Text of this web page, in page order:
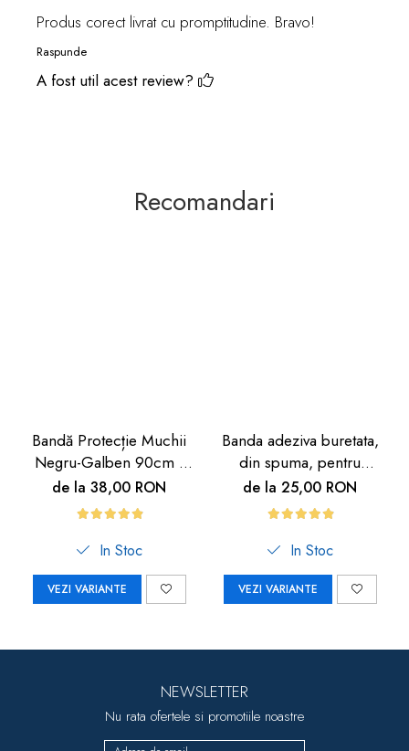
Produs corect livrat cu promptitudine. Bravo!
Raspunde
A fost util acest review?
Recomandari
Bandă Protecție Muchii
Negru-Galben 90cm |
Carboysafety
de la 38,00 RON
In Stoc
VEZI VARIANTE
Banda adeziva buretata,
din spuma, pentru
avertizare, 3m,
negru/galben
de la 25,00 RON
In Stoc
VEZI VARIANTE
NEWSLETTER
Nu rata ofertele si promotiile noastre